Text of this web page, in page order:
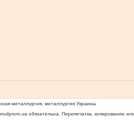
металлургия, металлургия Украины
обязательна. Перепечатка, копирование